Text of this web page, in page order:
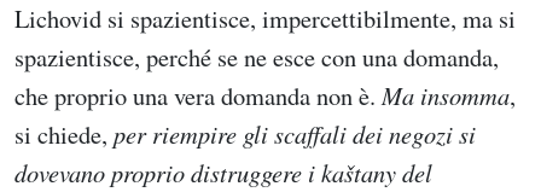
Lichovid si spazientisce, impercettibilmente, ma si
spazientisce, perché se ne esce con una domanda,
che proprio una vera domanda non è.Ma insomma,
si chiede, per riempire gli scaffali dei negozi si
dovevano proprio distruggere i kaštany del